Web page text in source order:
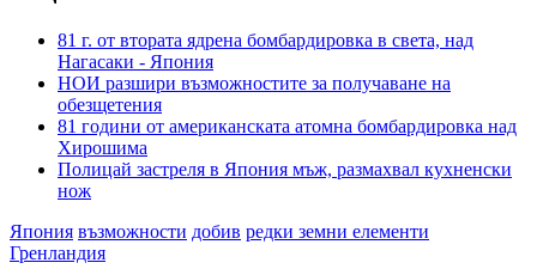
81 г. от втората ядрена бомбардировка в света, над
Нагасаки - Япония
НОИ разшири възможностите за получаване на
обезщетения
81 години от американската атомна бомбардировка над
Хирошима
Полицай застреля в Япония мъж, размахвал кухненски
нож
Япония възможности добив редки земни елементи
Гренландия